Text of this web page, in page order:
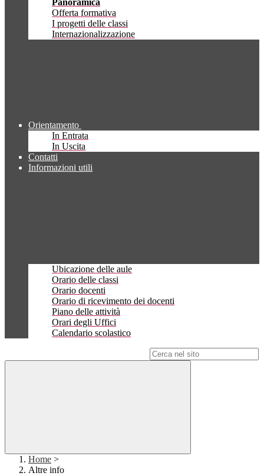
Panoramica
Offerta formativa
I progetti delle classi
Internazionalizzazione
Orientamento
In Entrata
In Uscita
Contatti
Informazioni utili
Ubicazione delle aule
Orario delle classi
Orario docenti
Orario di ricevimento dei docenti
Piano delle attività
Orari degli Uffici
Calendario scolastico
Home >
Altre info